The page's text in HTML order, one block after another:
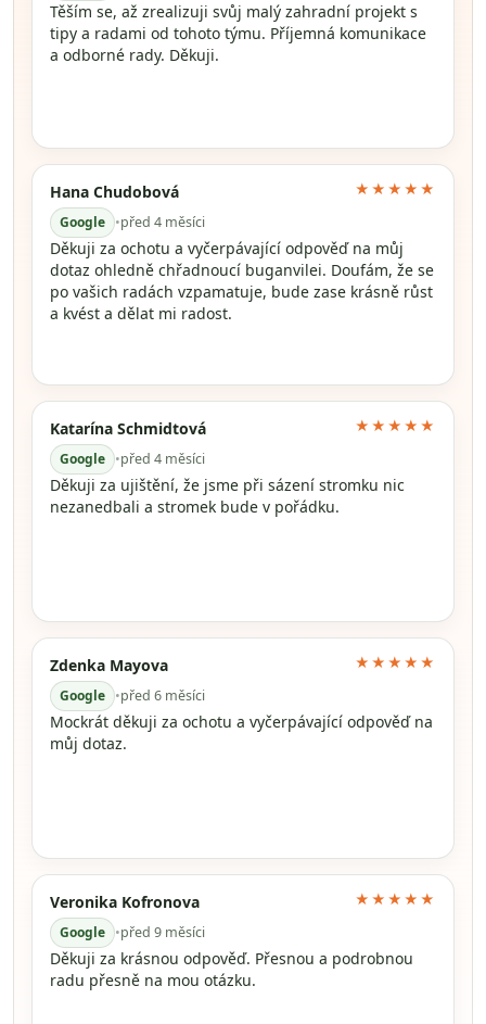
Těším se, až zrealizuji svůj malý zahradní projekt s
tipy a radami od tohoto týmu. Příjemná komunikace
a odborné rady. Děkuji.
Hana Chudobová
Google •před 4 měsíci
★★★★★
Děkuji za ochotu a vyčerpávající odpověď na můj
dotaz ohledně chřadnoucí buganvilei. Doufám, že se
po vašich radách vzpamatuje, bude zase krásně růst
a kvést a dělat mi radost.
Katarína Schmidtová
Google •před 4 měsíci
★★★★★
Děkuji za ujištění, že jsme při sázení stromku nic
nezanedbali a stromek bude v pořádku.
Zdenka Mayova
Google •před 6 měsíci
★★★★★
Mockrát děkuji za ochotu a vyčerpávající odpověď na
můj dotaz.
Veronika Kofronova
Google •před 9 měsíci
★★★★★
Děkuji za krásnou odpověď. Přesnou a podrobnou
radu přesně na mou otázku.